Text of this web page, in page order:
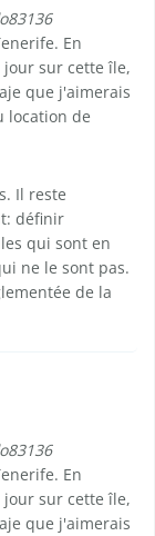
En
sur cette île,
que j'aimerais
location de
Il reste
définir
qui sont en
ne le sont pas.
de la
En
sur cette île,
que j'aimerais